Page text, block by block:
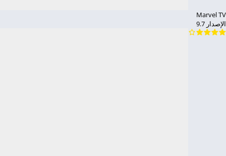
Marvel TV
الإصدار 9.7